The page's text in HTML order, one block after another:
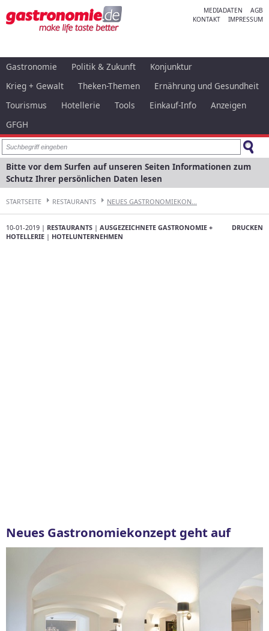
MEDIADATEN
AGB
KONTAKT
IMPRESSUM
Gastronomie Politik & Zukunft
Konjunktur
Krieg + Gewalt
Theken-Themen
Ernährung und Gesundheit
Tourismus
Hotellerie Tools Einkauf-Info
Anzeigen
GFGH
Bitte vor dem Surfen auf unseren Seiten Informationen zum
Schutz Ihrer persönlichen Daten lesen
STARTSEITE RESTAURANTS NEUES GASTRONOMIEKON...
DRUCKEN
10-01-2019 | RESTAURANTS | AUSGEZEICHNETE GASTRONOMIE +
HOTELLERIE | HOTELUNTERNEHMEN
Neues Gastronomiekonzept geht auf